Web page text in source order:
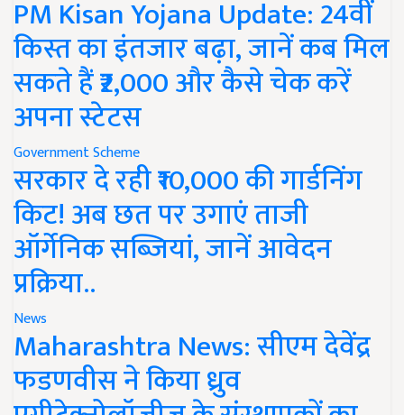
PM Kisan Yojana Update: 24वीं
किस्त का इंतजार बढ़ा, जानें कब मिल
सकते हैं ₹2,000 और कैसे चेक करें
अपना स्टेटस
Government Scheme
सरकार दे रही ₹10,000 की गार्डनिंग
किट! अब छत पर उगाएं ताजी
ऑर्गेनिक सब्जियां, जानें आवेदन
प्रक्रिया..
News
Maharashtra News: सीएम देवेंद्र
फडणवीस ने किया ध्रुव